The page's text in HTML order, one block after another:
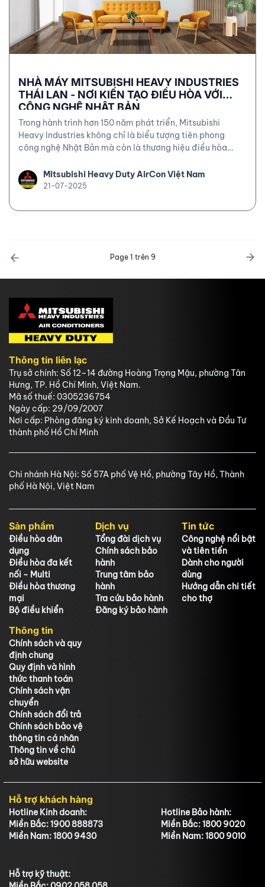
NHÀ MÁY MITSUBISHI HEAVY INDUSTRIES
THÁI LAN - NƠI KIẾN TẠO ĐIỀU HÒA VỚI
CÔNG NGHỆ NHẬT BẢN
Trong hành trình hơn 150 năm phát triển, Mitsubishi
Heavy Industries không chỉ là biểu tượng tiên phong
công nghệ Nhật Bản mà còn là thương hiệu điều hòa
ổn định, vận hành êm ái và bền bỉ.
Mitsubishi Heavy Duty AirCon Việt Nam
21-07-2025
Page 1 trên 9
Thông tin liên lạc
Trụ sở chính: Số 12–14 đường Hoàng Trọng Mậu, phường Tân
Hưng, TP. Hồ Chí Minh, Việt Nam.
Mã số thuế: 0305236754
Ngày cấp: 29/09/2007
Nơi cấp: Phòng đăng ký kinh doanh, Sở Kế Hoạch và Đầu Tư
thành phố Hồ Chí Minh
Chi nhánh Hà Nội: Số 57A phố Vệ Hồ, phường Tây Hồ, Thành
phố Hà Nội, Việt Nam
Sản phẩm
Điều hòa dân
dụng
Điều hòa đa kết
nối - Multi
Điều hòa thương
mại
Bộ điều khiển
Dịch vụ
Tổng đài dịch vụ
Chính sách bảo
hành
Trung tâm bảo
hành
Tra cứu bảo hành
Đăng ký bảo hành
Tin tức
Công nghệ nổi bật
và tiên tiến
Dành cho người
dùng
Hướng dẫn chi tiết
cho thợ
Thông tin
Chính sách và quy
định chung
Quy định và hình
thức thanh toán
Chính sách vận
chuyển
Chính sách đổi trả
Chính sách bảo vệ
thông tin cá nhân
Thông tin về chủ
sở hữu website
Hỗ trợ khách hàng
Hotline Kinh doanh:
Miền Bắc: 1900 888873
Miền Nam: 1800 9430
Hotline Bảo hành:
Miền Bắc: 1800 9020
Miền Nam: 1800 9010
Hỗ trợ kỹ thuật: